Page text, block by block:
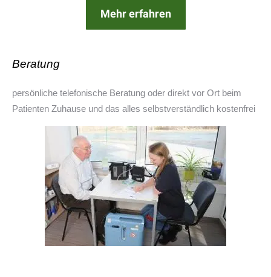
Mehr erfahren
Beratung
persönliche telefonische Beratung oder direkt vor Ort beim
Patienten Zuhause und das alles selbstverständlich kostenfrei